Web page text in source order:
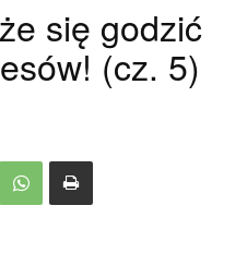
się godzić
(cz. 5)